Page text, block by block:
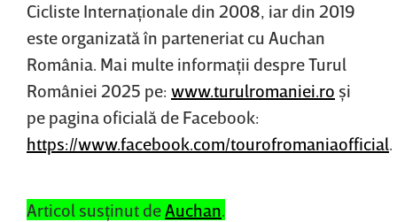
Cicliste Internaţionale din 2008, iar din 2019
este organizată în parteneriat cu Auchan
România. Mai multe informaţii despre Turul
României 2025 pe: www.turulromaniei.ro şi
pe pagina oficială de Facebook:
https://www.facebook.com/tourofromaniaofficial.
Articol susţinut deAuchan.